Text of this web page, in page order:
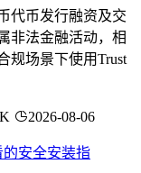
代币发行融资及交
非法金融活动，相
规场景下使用Trust
2026-08-06